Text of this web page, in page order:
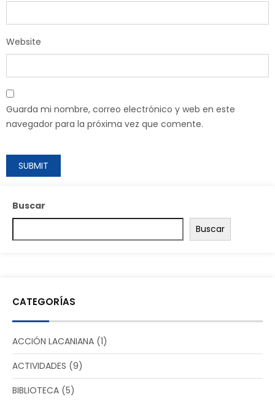
Website
Guarda mi nombre, correo electrónico y web en este
navegador para la próxima vez que comente.
Buscar
Buscar
CATEGORÍAS
ACCIÓN LACANIANA (1)
ACTIVIDADES (9)
BIBLIOTECA (5)